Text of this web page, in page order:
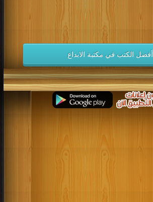
أفضل الكتب في مكتبة الابداع